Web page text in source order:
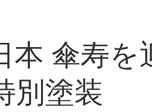
本 傘寿
別塗装